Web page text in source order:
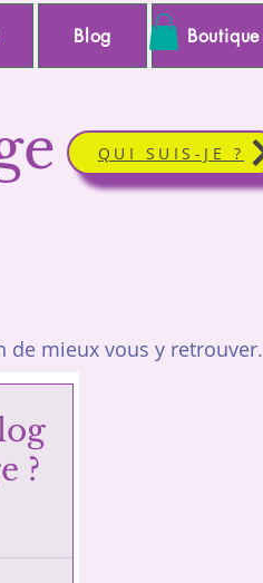
Blog Boutique
QUI SUIS-JE ?
de mieux vous y retrouver.
?